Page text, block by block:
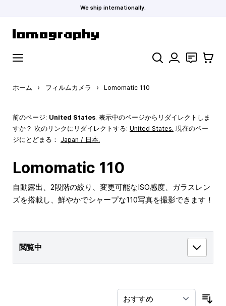
We ship internationally.
検索 お問い合わ
カート
ホーム › フィルムカメラ › Lomomatic 110
前のページ: United States. 表示中のページからリダイレクトしま
すか？ 次のリンクにリダイレクトする: United States. 現在のペー
ジにとどまる： Japan / 日本.
Lomomatic 110
自動露出、2段階の絞り、変更可能なISO感度、ガラスレン
ズを搭載し、鮮やかでシャープな110写真を撮影できます！
閲覧中